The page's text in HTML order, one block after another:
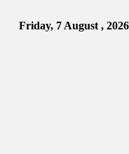
Friday, 7 August , 2026